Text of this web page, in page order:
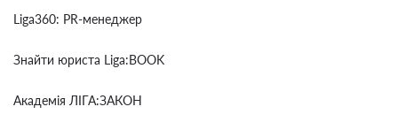
Liga360: PR-менеджер
Знайти юриста Liga:BOOK
Академія ЛІГА:ЗАКОН